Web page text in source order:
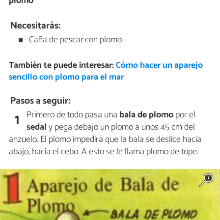
Necesitarás:
Caña de pescar con plomo
También te puede interesar:Cómo hacer un aparejo
sencillo con plomo para el mar
Pasos a seguir:
1 Primero de todo pasa una bala de plomopor el
sedaly pega debajo un plomo a unos 45 cm del
anzuelo. El plomo impedirá que la bala se deslice hacia
abajo, hacia el cebo. A esto se le llama plomo de tope.